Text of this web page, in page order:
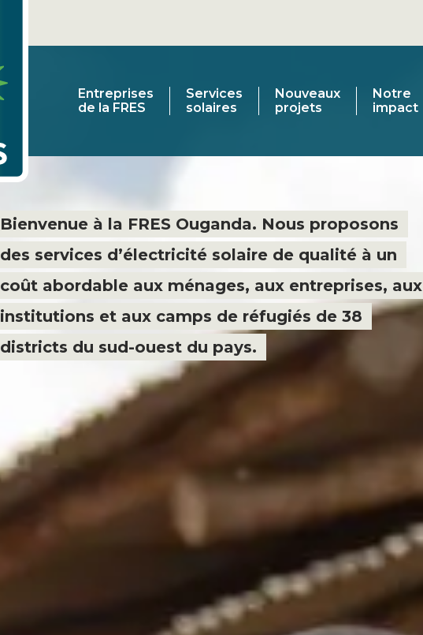
Entreprises
de la FRES
Services
solaires
Nouveaux
projets
Notre
impact
Bienvenue à la FRES Ouganda. Nous proposons
des services d’électricité solaire de qualité à un
coût abordable aux ménages, aux entreprises, aux
institutions et aux camps de réfugiés de 38
districts du sud-ouest du pays.